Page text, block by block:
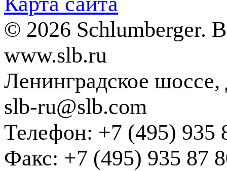
© 2026 Schlumberger.
www.slb.ru
Ленинградское
slb-ru@slb.com
Телефон: +7 (495) 935
Факс: +7 (495) 935 87